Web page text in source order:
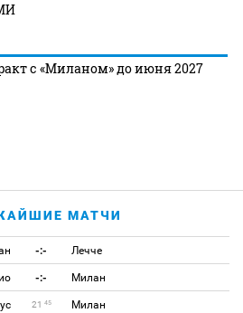
с «Миланом» до июня 2027
МАТЧИ
-:- Лечче
-:- Милан
21 45 Милан